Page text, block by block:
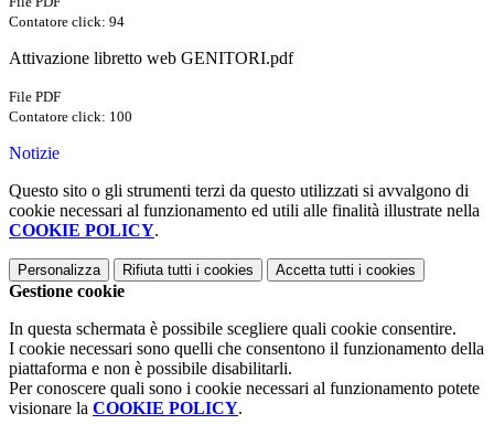
Contatore click: 94
Attivazione libretto web GENITORI.pdf
File PDF
Contatore click: 100
Notizie
Questo sito o gli strumenti terzi da questo utilizzati si avvalgono di
cookie necessari al funzionamento ed utili alle finalità illustrate nella
COOKIE POLICY.
Personalizza Rifiuta tutti i cookies Accetta tutti i cookies
Gestione cookie
In questa schermata è possibile scegliere quali cookie consentire.
I cookie necessari sono quelli che consentono il funzionamento della
piattaforma e non è possibile disabilitarli.
Per conoscere quali sono i cookie necessari al funzionamento potete
visionare la COOKIE POLICY.